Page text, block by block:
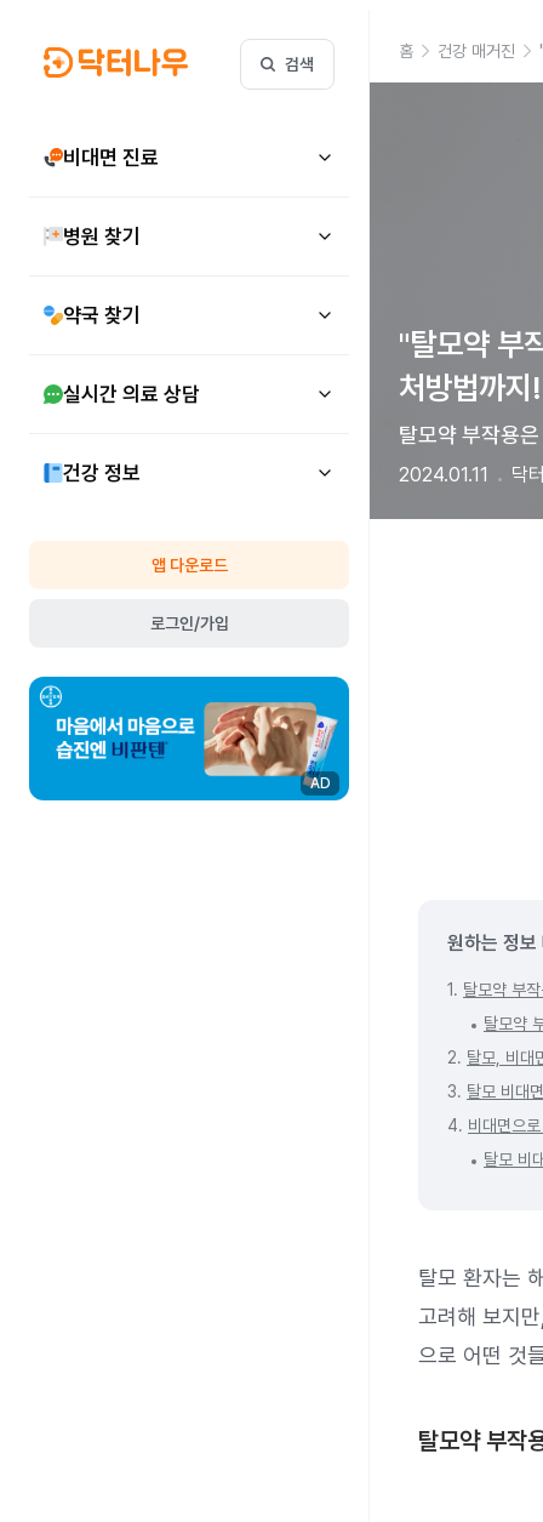
검색
비대면 진료
병원 찾기
약국 찾기
실시간 의료 상담
건강 정보
앱 다운로드
로그인/가입
AD
홈 건강 매거진
"탈모약 부
처방법까지!
탈모약 부작용
2024.01.11 닥
원하는 정보
1. 탈모약 부
탈모약
2. 탈모, 비대
3. 탈모 비대
4. 비대면으
탈모 비
탈모 환자는
고려해 보지
으로 어떤 것
탈모약 부작